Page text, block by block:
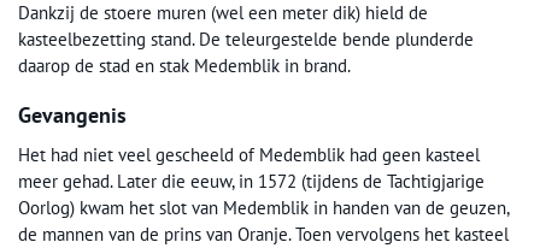
Dankzij de stoere muren (wel een meter dik) hield de
kasteelbezetting stand. De teleurgestelde bende plunderde
daarop de stad en stak Medemblik in brand.
Gevangenis
Het had niet veel gescheeld of Medemblik had geen kasteel
meer gehad. Later die eeuw, in 1572 (tijdens de Tachtigjarige
Oorlog) kwam het slot van Medemblik in handen van de geuzen,
de mannen van de prins van Oranje. Toen vervolgens het kasteel